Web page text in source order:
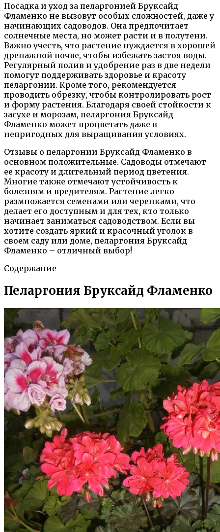
Посадка и уход за пеларгонией Бруксайд
Фламенко не вызовут особых сложностей, даже у
начинающих садоводов. Она предпочитает
солнечные места, но может расти и в полутени.
Важно учесть, что растение нуждается в хорошей
дренажной почве, чтобы избежать застоя воды.
Регулярный полив и удобрение раз в две недели
помогут поддерживать здоровье и красоту
пеларгонии. Кроме того, рекомендуется
проводить обрезку, чтобы контролировать рост
и форму растения. Благодаря своей стойкости к
засухе и морозам, пеларгония Бруксайд
Фламенко может процветать даже в
непригодных для выращивания условиях.
Отзывы о пеларгонии Бруксайд Фламенко в
основном положительные. Садоводы отмечают
ее красоту и длительный период цветения.
Многие также отмечают устойчивость к
болезням и вредителям. Растение легко
размножается семенами или черенками, что
делает его доступным и для тех, кто только
начинает заниматься садоводством. Если вы
хотите создать яркий и красочный уголок в
своем саду или доме, пеларгония Бруксайд
Фламенко – отличный выбор!
Содержание
Пеларгония Бруксайд Фламенко